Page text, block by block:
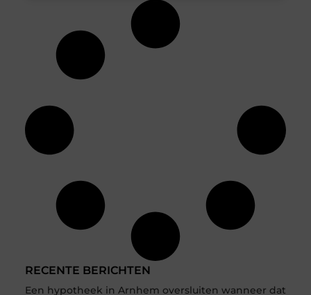
RECENTE BERICHTEN
Een hypotheek in Arnhem oversluiten wanneer dat